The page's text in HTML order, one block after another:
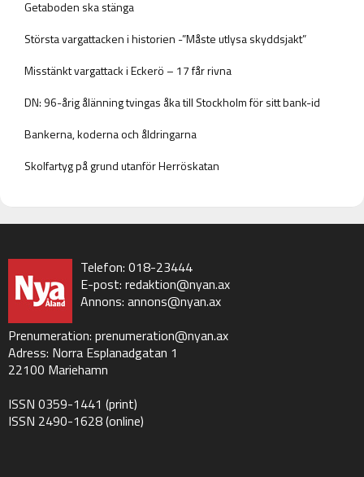
Getaboden ska stänga
Största vargattacken i historien -”Måste utlysa skyddsjakt”
Misstänkt vargattack i Eckerö – 17 får rivna
DN: 96-årig ålänning tvingas åka till Stockholm för sitt bank-id
Bankerna, koderna och åldringarna
Skolfartyg på grund utanför Herröskatan
Telefon: 018-23444
E-post: redaktion@nyan.ax
Annons: annons@nyan.ax
Prenumeration: prenumeration@nyan.ax
Adress: Norra Esplanadgatan 1
22100 Mariehamn
ISSN 0359-1441 (print)
ISSN 2490-1628 (online)